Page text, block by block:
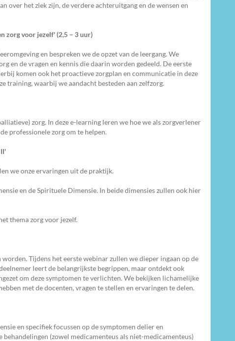
over het ziek zijn, de verdere achteruitgang en de wensen en
zorg voor jezelf' (2,5 – 3 uur)
en bespreken we de opzet van de leergang. We
en de vragen en kennis die daarin worden gedeeld. De eerste
komen ook het proactieve zorgplan en communicatie in deze
training, waarbij we aandacht besteden aan zelfzorg.
zorg. In deze e-learning leren we hoe we als zorgverlener
professionele zorg om te helpen.
we onze ervaringen uit de praktijk.
en de Spirituele Dimensie. In beide dimensies zullen ook hier
thema zorg voor jezelf.
Tijdens het eerste webinar zullen we dieper ingaan op de
leert de belangrijkste begrippen, maar ontdekt ook
om deze symptomen te verlichten. We bekijken lichamelijke
met de docenten, vragen te stellen en ervaringen te delen.
en specifiek focussen op de symptomen delier en
(zowel medicamenteus als niet-medicamenteus)